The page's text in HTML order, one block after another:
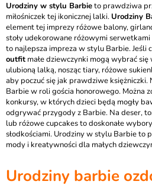
Urodziny w stylu Barbieto prawdziwa
miłośniczek tej ikonicznej lalki. Urodziny
element tej imprezy różowe balony,
stoły udekorowane różowymi
to najlepsza impreza w stylu Barbie. Jeśli
outfit małe dziewczynki mogą wybrać
ulubioną lalką, nosząc tiary, różowe
aby poczuć się jak prawdziwe księżniczki.
Barbie w roli gościa honorowego. Można
konkursy, w których dzieci będą mogły
odgrywać przygody z Barbie. Na deser,
lub różowe cupcakes to doskonałe
słodkościami. Urodziny w stylu Barbie
mody i kreatywności dla małych
Urodziny barbie